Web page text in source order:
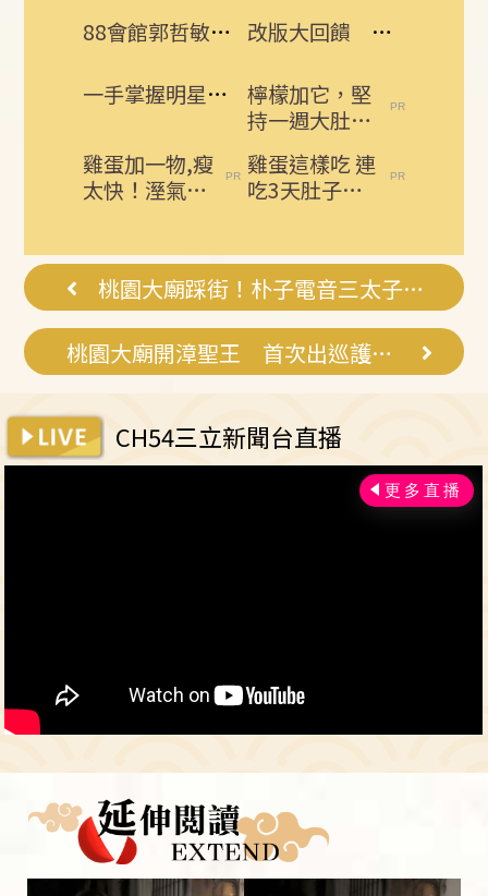
88會館郭哲敏保妻小豪宅！高院:繳2億可撤 改版大回饋 熱門3C大獎接力送
一手掌握明星動態 即刻下載娛樂星聞APP
檸檬加它，堅
持一週大肚腩
不見了，重新
回到45公斤
雞蛋加一物,瘦
太快！溼氣排
雞蛋這樣吃 連
吃3天肚子平
了！
桃園大廟踩街！朴子電音三太子嗨全場
桃園大廟開漳聖王 首次出巡護鄉佑民！
CH54三立新聞台直播